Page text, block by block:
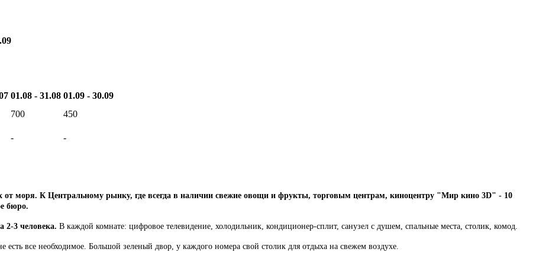
01.08 - 31.08 01.09 - 30.09
700
450
- -
от моря. К Центральному рынку, где всегда в наличии свежие овощи и фрукты, торговым центрам, киноцентру "Мир кино 3D" - 10
бюро.
2-3 человека. В каждой комнате: цифровое телевидение, холодильник, кондиционер-сплит, санузел с душем, спальные места, столик, комод.
все необходимое. Большой зеленый двор, у каждого номера свой столик для отдыха на свежем воздухе.